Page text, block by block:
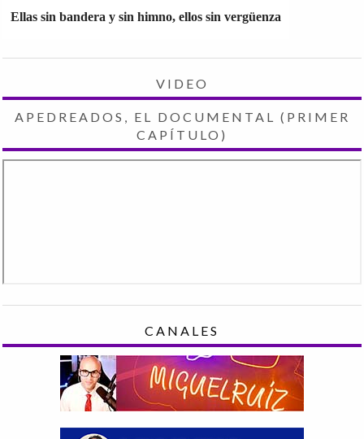
Ellas sin bandera y sin himno, ellos sin vergüenza
VIDEO
APEDREADOS, EL DOCUMENTAL (PRIMER
CAPÍTULO)
CANALES